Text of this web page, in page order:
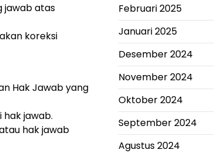
jawab atas
koreksi
Hak Jawab yang
jawab.
hak jawab
Februari 2025
Januari 2025
Desember 2024
November 2024
Oktober 2024
September 2024
Agustus 2024